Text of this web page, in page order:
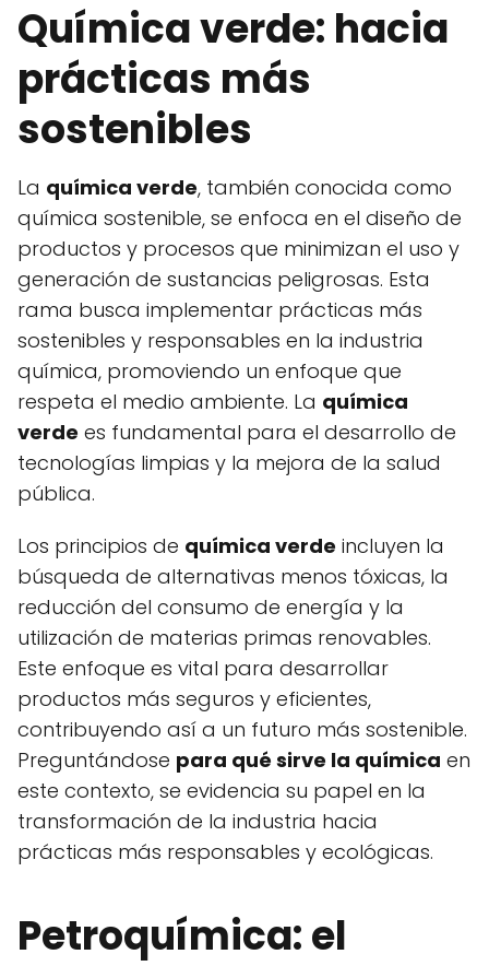
Química verde: hacia
prácticas más
sostenibles
La química verde, también conocida como
química sostenible, se enfoca en el diseño de
productos y procesos que minimizan el uso y
generación de sustancias peligrosas. Esta
rama busca implementar prácticas más
sostenibles y responsables en la industria
química, promoviendo un enfoque que
respeta el medio ambiente. La química
verde es fundamental para el desarrollo de
tecnologías limpias y la mejora de la salud
pública.
Los principios de química verde incluyen la
búsqueda de alternativas menos tóxicas, la
reducción del consumo de energía y la
utilización de materias primas renovables.
Este enfoque es vital para desarrollar
productos más seguros y eficientes,
contribuyendo así a un futuro más sostenible.
Preguntándose para qué sirve la química en
este contexto, se evidencia su papel en la
transformación de la industria hacia
prácticas más responsables y ecológicas.
Petroquímica: el